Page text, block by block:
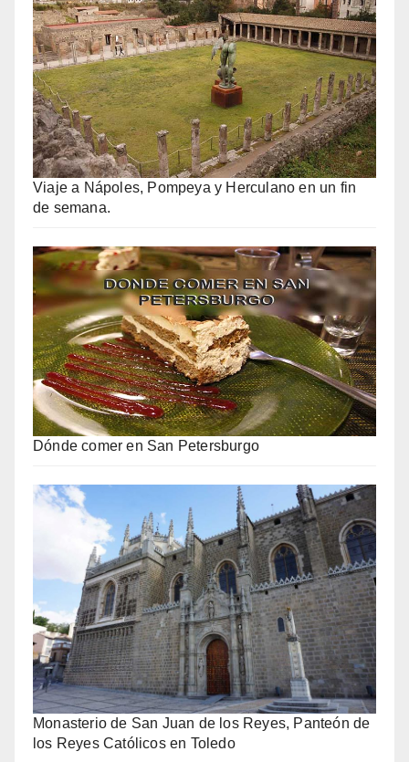
Viaje a Nápoles, Pompeya y Herculano en un fin
de semana.
Dónde comer en San Petersburgo
Monasterio de San Juan de los Reyes, Panteón de
los Reyes Católicos en Toledo